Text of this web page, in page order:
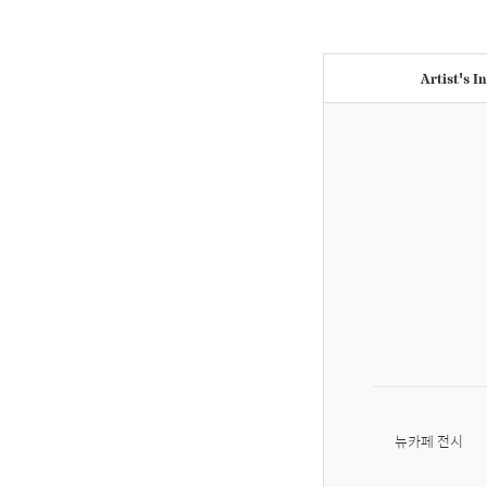
Artist's
뉴카페 전시